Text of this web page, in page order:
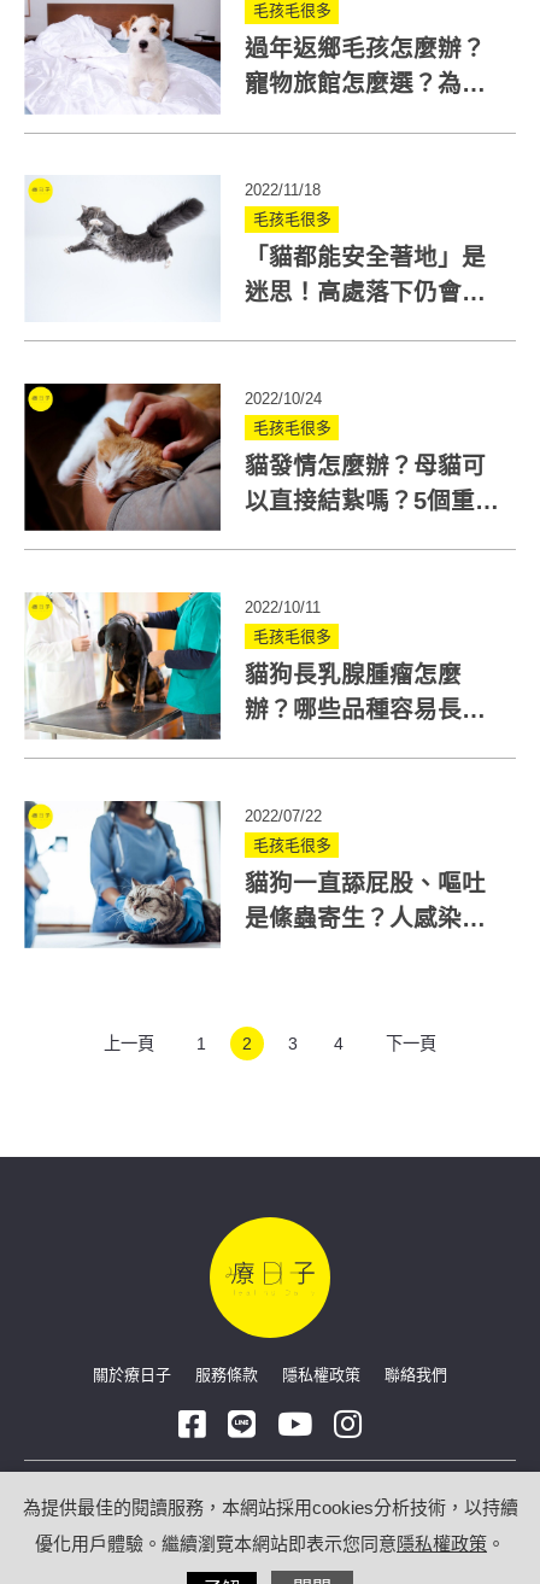
毛孩毛很多
過年返鄉毛孩怎麼辦？
寵物旅館怎麼選？為你
2022/11/18
毛孩毛很多
「貓都能安全著地」是
迷思！高處落下仍會骨
2022/10/24
毛孩毛很多
貓發情怎麼辦？母貓可
以直接結紥嗎？5個重點
2022/10/11
毛孩毛很多
貓狗長乳腺腫瘤怎麼
辦？哪些品種容易長乳
2022/07/22
毛孩毛很多
貓狗一直舔屁股、嘔吐
是絛蟲寄生？人感染絛
上一頁 1 2 3 4 下一頁
關於療日子 服務條款 隱私權政策 聯絡我們
Copyright © 2026 療日子 HealingDaily
/網站技術合作：光點數位科技
為提供最佳的閱讀服務，本網站採用cookies分析技術，以持續
優化用戶體驗。繼續瀏覽本網站即表示您同意隱私權政策 。